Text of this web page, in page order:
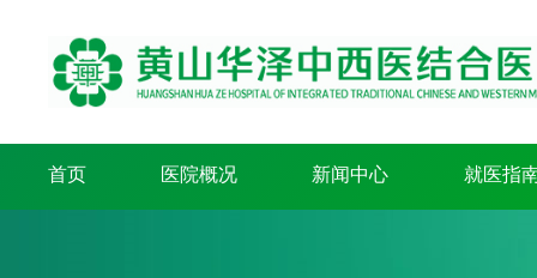
首页 医院概况 新闻中心 就医指